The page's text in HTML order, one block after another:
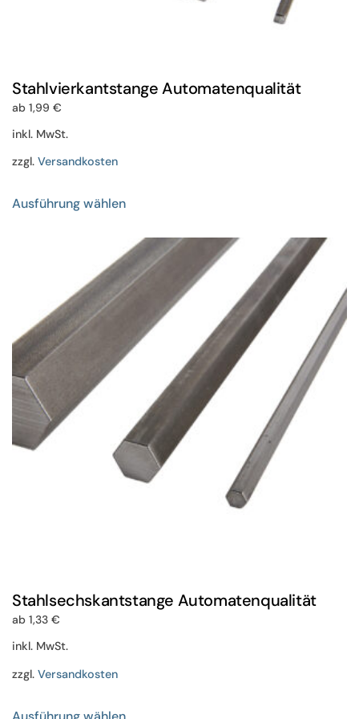
Stahlvierkantstange Automatenqualität
ab 1,99 €
inkl. MwSt.
zzgl. Versandkosten
Ausführung wählenProdukt
mehrere
Varianten
auf.
Optionen
können
Produktseite
gewählt
werden
Stahlsechskantstange Automatenqualität
ab 1,33 €
inkl. MwSt.
zzgl. Versandkosten